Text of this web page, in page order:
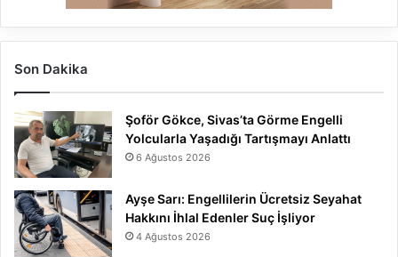
Son Dakika
Şoför Gökce, Sivas’ta Görme Engelli
Yolcularla Yaşadığı Tartışmayı Anlattı
6 Ağustos 2026
Ayşe Sarı: Engellilerin Ücretsiz Seyahat
Hakkını İhlal Edenler Suç İşliyor
4 Ağustos 2026